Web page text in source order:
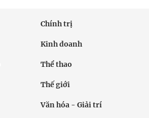
Chính trị
Kinh doanh
Thể thao
Thế giới
Văn hóa - Giải trí